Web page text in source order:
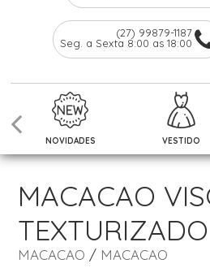
(27) 99879-1187
Seg. a Sexta 8:00 as 18:00
NOVIDADES VESTIDO
MACACAO
TEXTURIZADO
MACACAO / MACACAO